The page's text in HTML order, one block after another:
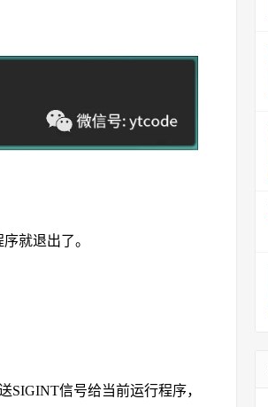
就退出了。
SIGINT信号给当前运行程序，